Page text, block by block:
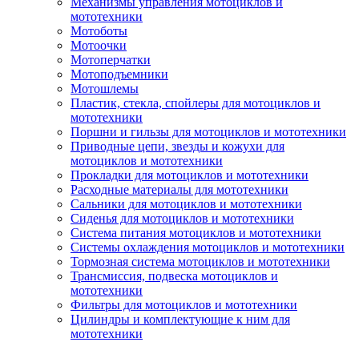
мототехники
Мотоботы
Мотоочки
Мотоперчатки
Мотоподъемники
Мотошлемы
Пластик, стекла, спойлеры для мотоциклов и
мототехники
Поршни и гильзы для мотоциклов и мототехники
Приводные цепи, звезды и кожухи для
мотоциклов и мототехники
Прокладки для мотоциклов и мототехники
Расходные материалы для мототехники
Сальники для мотоциклов и мототехники
Сиденья для мотоциклов и мототехники
Система питания мотоциклов и мототехники
Системы охлаждения мотоциклов и мототехники
Тормозная система мотоциклов и мототехники
Трансмиссия, подвеска мотоциклов и
мототехники
Фильтры для мотоциклов и мототехники
Цилиндры и комплектующие к ним для
мототехники